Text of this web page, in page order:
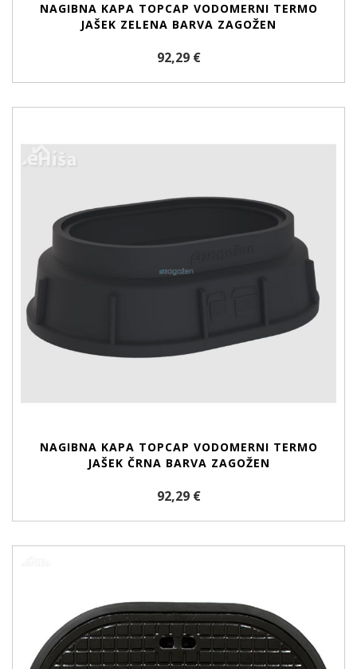
NAGIBNA KAPA TOPCAP VODOMERNI TERMO
JAŠEK ZELENA BARVA ZAGOŽEN
92,29 €
NAGIBNA KAPA TOPCAP VODOMERNI TERMO
JAŠEK ČRNA BARVA ZAGOŽEN
92,29 €